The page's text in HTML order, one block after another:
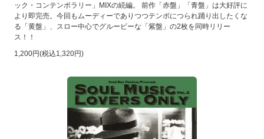
ック・コンテンポラリー」MIXの続編。 前作「赤盤」「青盤」は大好評に
より即完売。今回もムーディーでありつつテンポにつられ踊り出したくな
る「黄盤」、スロー中心でグルービーな「紫盤」の2枚を同時リリー
ス！！
1,200円(税込1,320円)